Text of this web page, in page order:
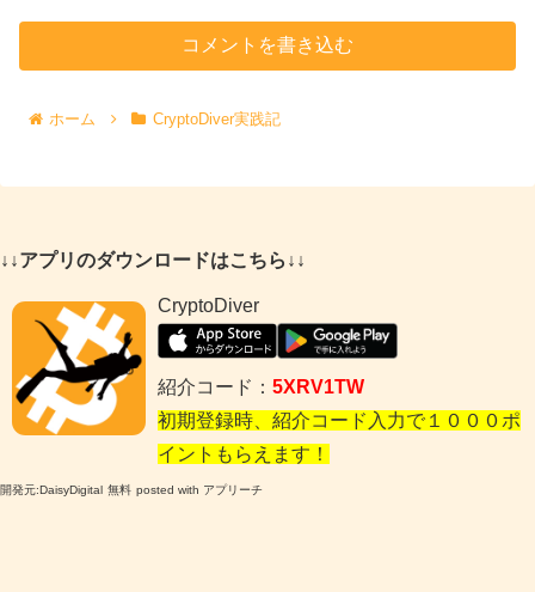
コメントを書き込む
ホーム CryptoDiver実践記
↓↓アプリのダウンロードはこちら↓↓
CryptoDiver
紹介コード： 5XRV1TW
初期登録時、紹介コード入力で１０００ポ
イントもらえます！
開発元:DaisyDigital 無料 posted with アプリーチ